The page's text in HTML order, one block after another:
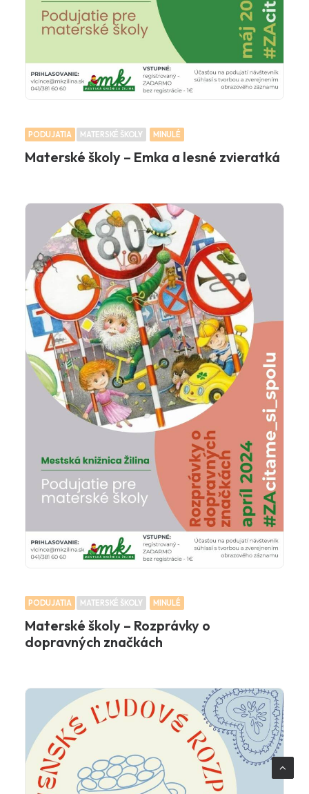
PODUJATIA MATERSKÉ ŠKOLY MINULÉ
Materské školy – Emka a lesné zvieratká
PODUJATIA MATERSKÉ ŠKOLY MINULÉ
Materské školy – Rozprávky o
dopravných značkách